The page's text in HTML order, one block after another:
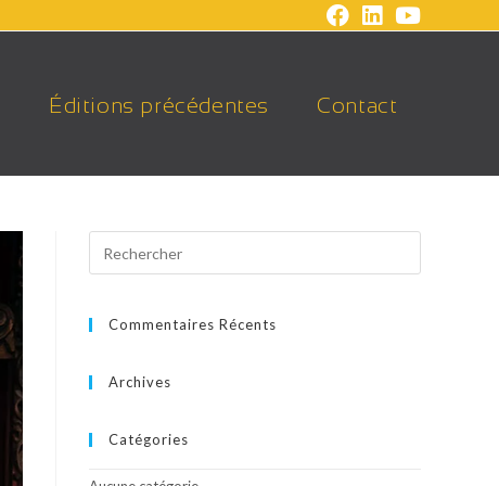
Éditions précédentes Contact
Commentaires Récents
Archives
Catégories